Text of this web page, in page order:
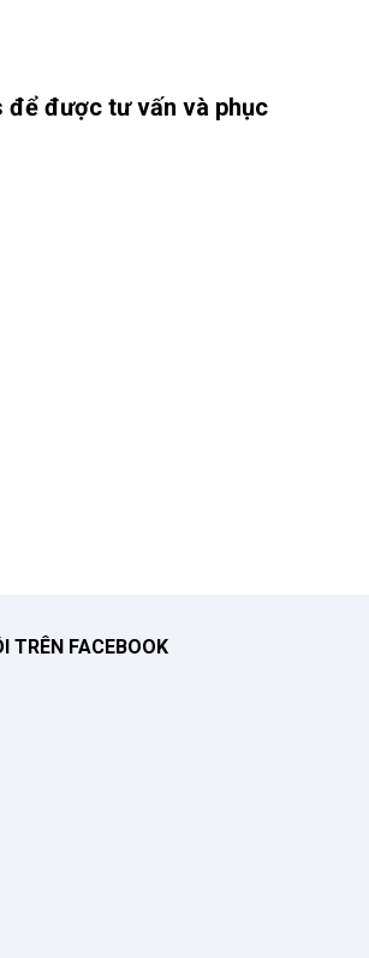
để được tư vấn và phục
TRÊN FACEBOOK